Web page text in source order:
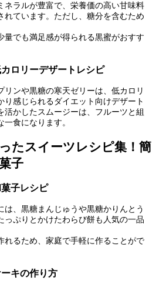
ネラルが豊富で、栄養価の高い甘味料
れています。ただし、糖分を含むため
量でも満足感が得られる黒蜜がおすす
ロリーデザートレシピ
ンや黒糖の寒天ゼリーは、低カロリ
り感じられるダイエット向けデザート
活かしたスムージーは、フルーツと組
食になります。
たスイーツレシピ集！簡
子
子レシピ
、黒糖まんじゅうや黒糖かりんとう
っぷりとかけたわらび餅も人気の一品
れるため、家庭で手軽に作ることがで
キの作り方